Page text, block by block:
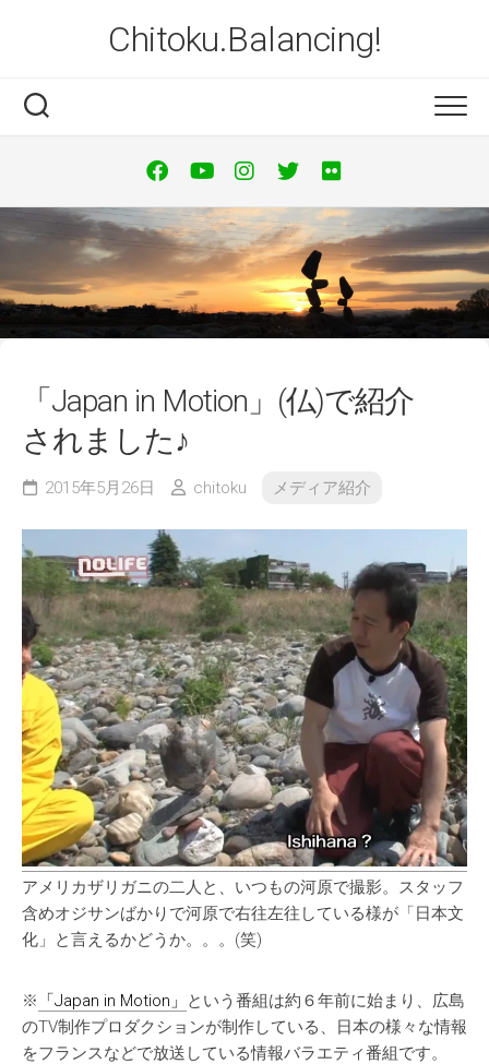
Chitoku.Balancing!
「Japan in Motion」(仏)で紹介
されました♪
2015年5月26日 chitoku メディア紹介
アメリカザリガニの二人と、いつもの河原で撮影。スタッフ
含めオジサンばかりで河原で右往左往している様が「日本文
化」と言えるかどうか。。。(笑)
※ 「Japan in Motion」
という番組は約６年前に始まり、広島
のTV制作プロダクションが制作している、日本の様々な情報
をフランスなどで放送している情報バラエティ番組です。